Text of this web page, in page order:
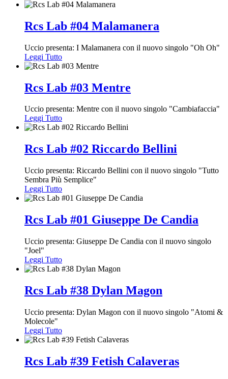
Rcs Lab #04 Malamanera
Uccio presenta: I Malamanera con il nuovo singolo "Oh Oh"
Leggi Tutto
Rcs Lab #03 Mentre
Uccio presenta: Mentre con il nuovo singolo "Cambiafaccia"
Leggi Tutto
Rcs Lab #02 Riccardo Bellini
Uccio presenta: Riccardo Bellini con il nuovo singolo "Tutto
Sembra Più Semplice"
Leggi Tutto
Rcs Lab #01 Giuseppe De Candia
Uccio presenta: Giuseppe De Candia con il nuovo singolo
"Joel"
Leggi Tutto
Rcs Lab #38 Dylan Magon
Uccio presenta: Dylan Magon con il nuovo singolo "Atomi &
Molecole"
Leggi Tutto
Rcs Lab #39 Fetish Calaveras